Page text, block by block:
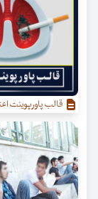
قالب پاورپوینت